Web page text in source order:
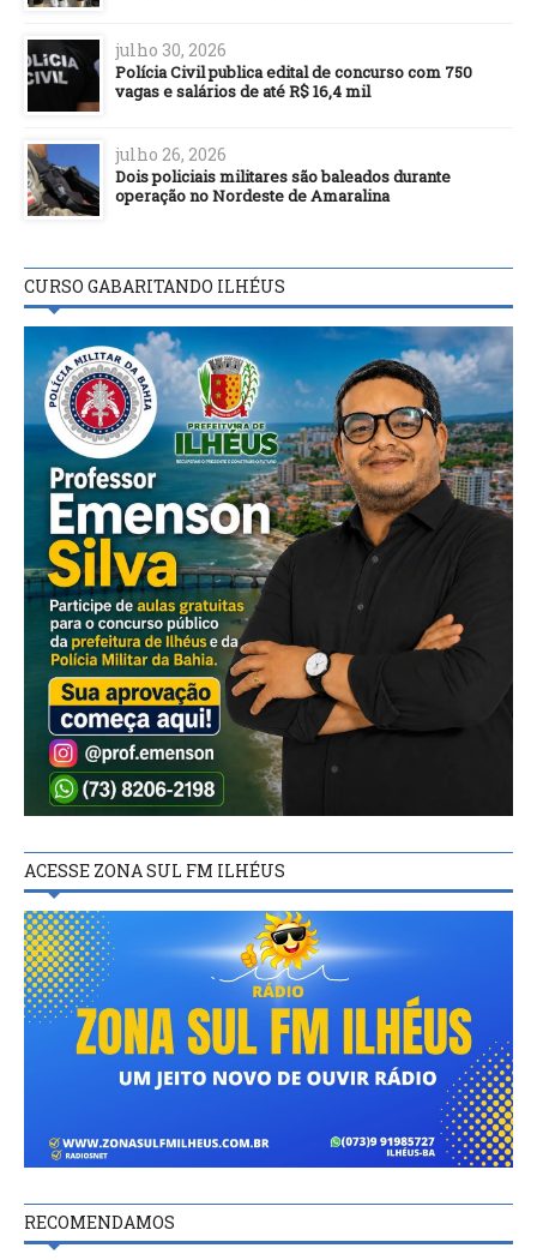
julho 30, 2026
Polícia Civil publica edital de concurso com 750
vagas e salários de até R$ 16,4 mil
julho 26, 2026
Dois policiais militares são baleados durante
operação no Nordeste de Amaralina
CURSO GABARITANDO ILHÉUS
ACESSE ZONA SUL FM ILHÉUS
RECOMENDAMOS